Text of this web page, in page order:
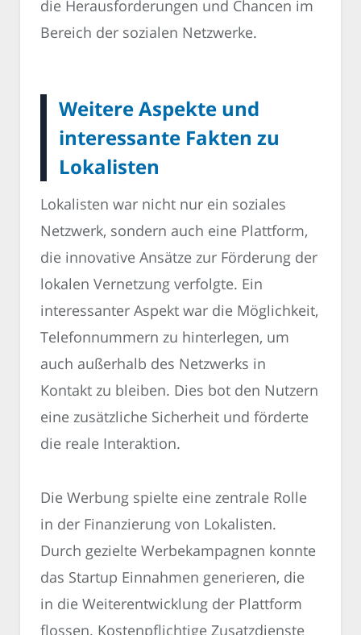
die Herausforderungen und Chancen im
Bereich der sozialen Netzwerke.
Weitere Aspekte und
interessante Fakten zu
Lokalisten
Lokalisten war nicht nur ein soziales
Netzwerk, sondern auch eine Plattform,
die innovative Ansätze zur Förderung der
lokalen Vernetzung verfolgte. Ein
interessanter Aspekt war die Möglichkeit,
Telefonnummern zu hinterlegen, um
auch außerhalb des Netzwerks in
Kontakt zu bleiben. Dies bot den Nutzern
eine zusätzliche Sicherheit und förderte
die reale Interaktion.
Die Werbung spielte eine zentrale Rolle
in der Finanzierung von Lokalisten.
Durch gezielte Werbekampagnen konnte
das Startup Einnahmen generieren, die
in die Weiterentwicklung der Plattform
flossen. Kostenpflichtige Zusatzdienste